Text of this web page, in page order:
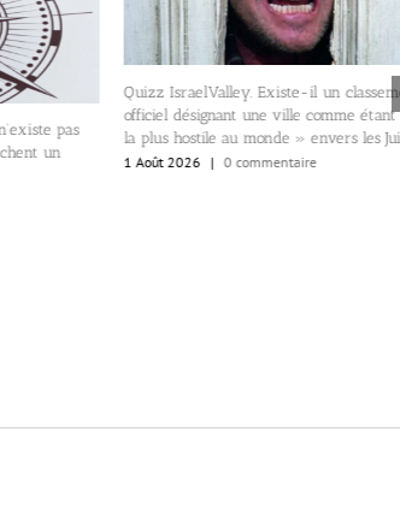
Quizz IsraelValley. Existe-il un classement
officiel désignant une ville comme étant «
la plus hostile au monde » envers les Juifs?
1 Août 2026
0 commentaire
Appels